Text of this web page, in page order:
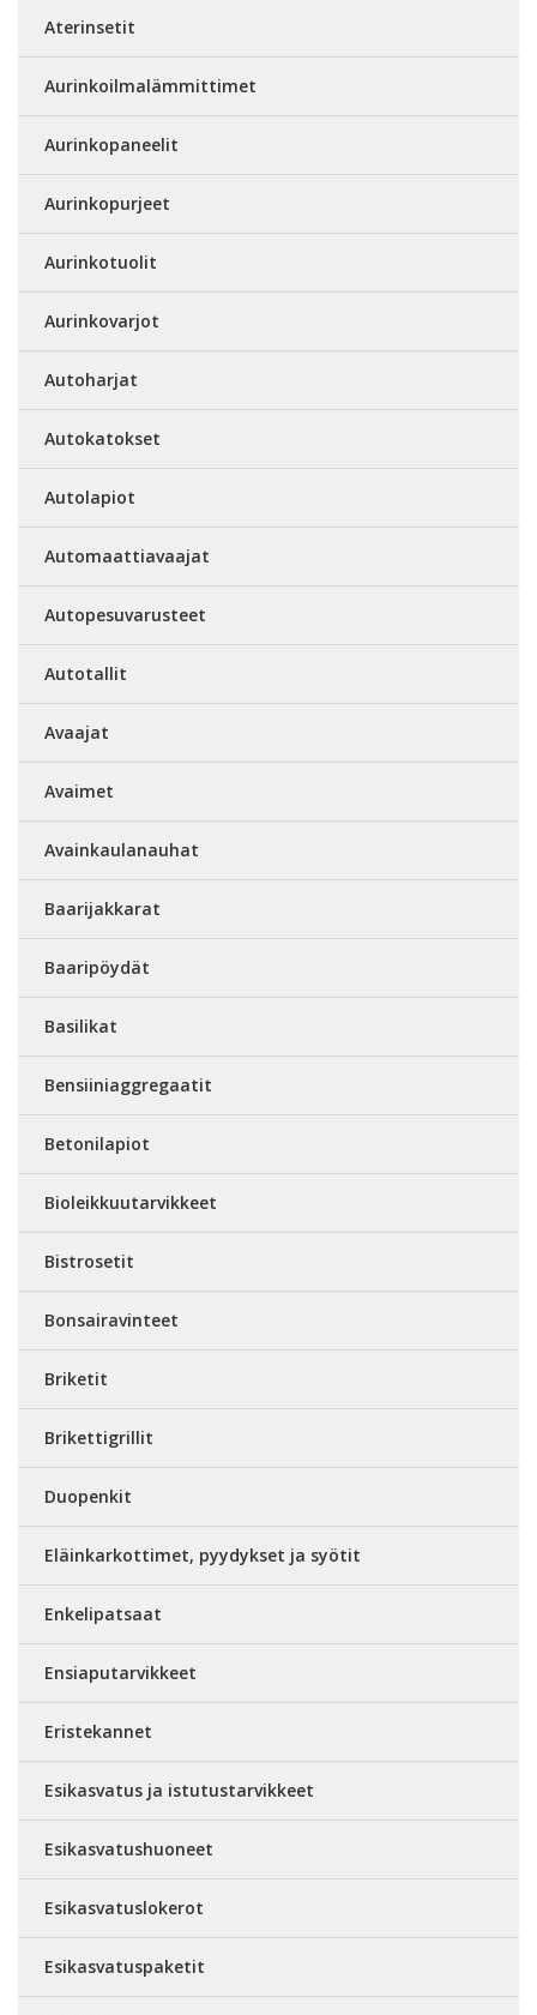
Aterinsetit
Aurinkoilmalämmittimet
Aurinkopaneelit
Aurinkopurjeet
Aurinkotuolit
Aurinkovarjot
Autoharjat
Autokatokset
Autolapiot
Automaattiavaajat
Autopesuvarusteet
Autotallit
Avaajat
Avaimet
Avainkaulanauhat
Baarijakkarat
Baaripöydät
Basilikat
Bensiiniaggregaatit
Betonilapiot
Bioleikkuutarvikkeet
Bistrosetit
Bonsairavinteet
Briketit
Brikettigrillit
Duopenkit
Eläinkarkottimet, pyydykset ja syötit
Enkelipatsaat
Ensiaputarvikkeet
Eristekannet
Esikasvatus ja istutustarvikkeet
Esikasvatushuoneet
Esikasvatuslokerot
Esikasvatuspaketit